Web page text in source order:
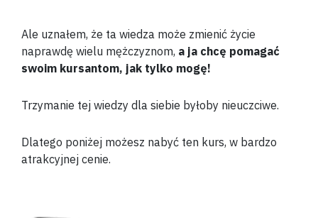
Ale uznałem, że ta wiedza może zmienić życie
naprawdę wielu mężczyznom, a ja chcę pomagać
swoim kursantom, jak tylko mogę!
Trzymanie tej wiedzy dla siebie byłoby nieuczciwe.
Dlatego poniżej możesz nabyć ten kurs, w bardzo
atrakcyjnej cenie.